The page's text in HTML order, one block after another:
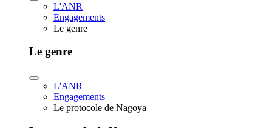
L'ANR
Engagements
Le genre
Le genre
L'ANR
Engagements
Le protocole de Nagoya